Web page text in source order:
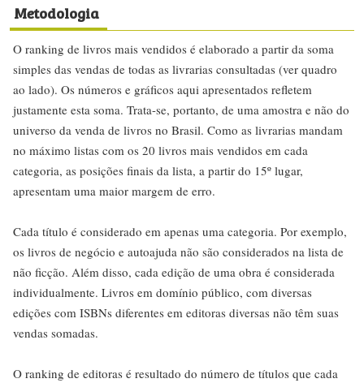
Metodologia
O ranking de livros mais vendidos é elaborado a partir da soma
simples das vendas de todas as livrarias consultadas (ver quadro
ao lado). Os números e gráficos aqui apresentados refletem
justamente esta soma. Trata-se, portanto, de uma amostra e não do
universo da venda de livros no Brasil. Como as livrarias mandam
no máximo listas com os 20 livros mais vendidos em cada
categoria, as posições finais da lista, a partir do 15º lugar,
apresentam uma maior margem de erro.
Cada título é considerado em apenas uma categoria. Por exemplo,
os livros de negócio e autoajuda não são considerados na lista de
não ficção. Além disso, cada edição de uma obra é considerada
individualmente. Livros em domínio público, com diversas
edições com ISBNs diferentes em editoras diversas não têm suas
vendas somadas.
O ranking de editoras é resultado do número de títulos que cada